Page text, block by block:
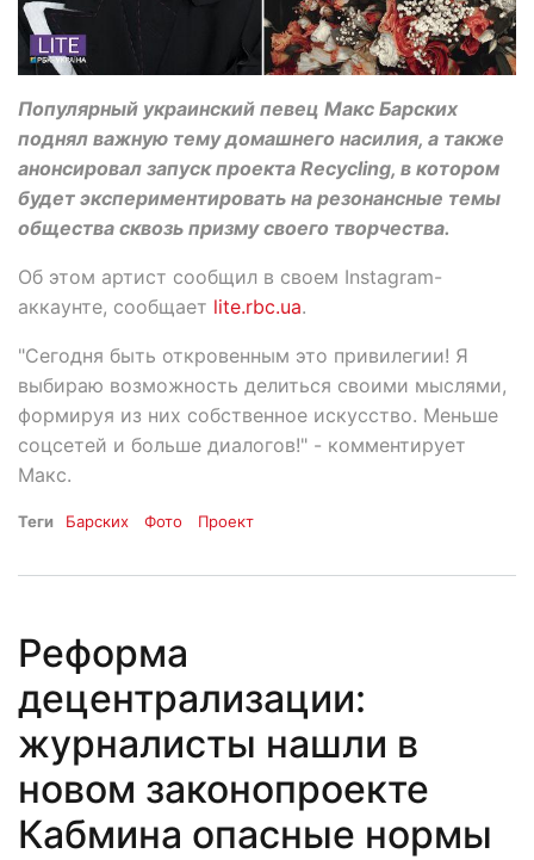
Популярный украинский певец Макс Барских
поднял важную тему домашнего насилия, а также
анонсировал запуск проекта Recycling, в котором
будет экспериментировать на резонансные темы
общества сквозь призму своего творчества.
Об этом артист сообщил в своем Instagram-
аккаунте, сообщает lite.rbc.ua.
"Сегодня быть откровенным это привилегии! Я
выбираю возможность делиться своими мыслями,
формируя из них собственное искусство. Меньше
соцсетей и больше диалогов!" - комментирует
Макс.
Теги Барских Фото Проект
Реформа
децентрализации:
журналисты нашли в
новом законопроекте
Кабмина опасные нормы